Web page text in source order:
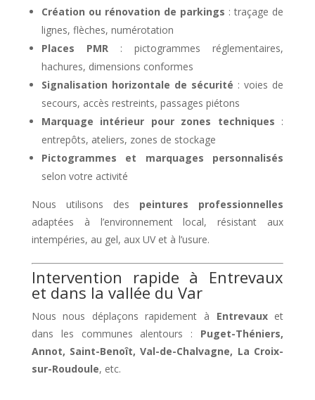
Création ou rénovation de parkings : traçage de
lignes, flèches, numérotation
Places PMR: pictogrammes réglementaires,
hachures, dimensions conformes
Signalisation horizontale de sécurité : voies de
secours, accès restreints, passages piétons
Marquage intérieur pour zones techniques :
entrepôts, ateliers, zones de stockage
Pictogrammes et marquages personnalisés
selon votre activité
Nous utilisons des peintures professionnelles
adaptées à l’environnement local, résistant aux
intempéries, au gel, aux UV et à l’usure.
Intervention rapide à Entrevaux
et dans la vallée du Var
Nous nous déplaçons rapidement à Entrevauxet
dans les communes alentours : Puget-Théniers,
Annot, Saint-Benoît, Val-de-Chalvagne, La Croix-
sur-Roudoule, etc.